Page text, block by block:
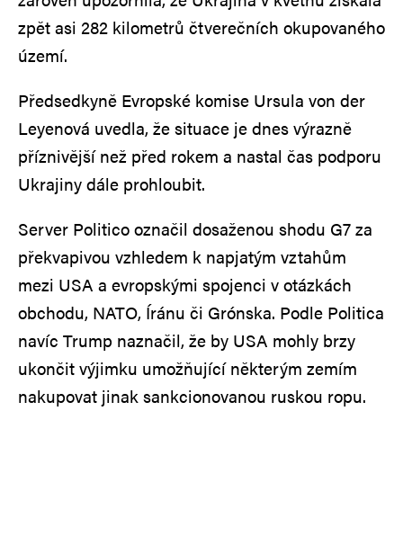
zpět asi 282 kilometrů čtverečních okupovaného
území.
Předsedkyně Evropské komise Ursula von der
Leyenová uvedla, že situace je dnes výrazně
příznivější než před rokem a nastal čas podporu
Ukrajiny dále prohloubit.
Server Politico označil dosaženou shodu G7 za
překvapivou vzhledem k napjatým vztahům
mezi USA a evropskými spojenci v otázkách
obchodu, NATO, Íránu či Grónska. Podle Politica
navíc Trump naznačil, že by USA mohly brzy
ukončit výjimku umožňující některým zemím
nakupovat jinak sankcionovanou ruskou ropu.